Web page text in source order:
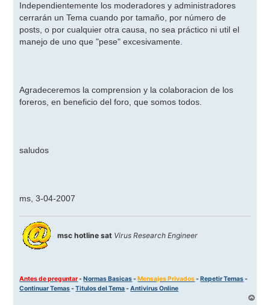
Independientemente los moderadores y administradores
cerrarán un Tema cuando por tamaño, por número de
posts, o por cualquier otra causa, no sea práctico ni util el
manejo de uno que "pese" excesivamente.
Agradeceremos la comprension y la colaboracion de los
foreros, en beneficio del foro, que somos todos.
saludos
ms, 3-04-2007
msc hotline sat Virus Research Engineer
Antes de preguntar-Normas Basicas-Mensajes Privados-Repetir Temas-
Continuar Temas-Titulos del Tema-Antivirus Online